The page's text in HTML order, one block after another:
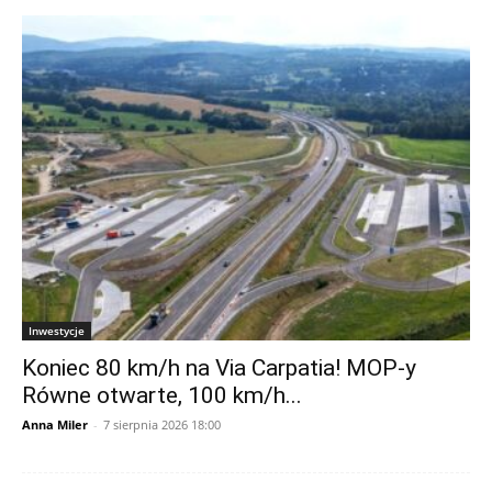
Inwestycje
Koniec 80 km/h na Via Carpatia! MOP-y
Równe otwarte, 100 km/h...
Anna Miler - 7 sierpnia 2026 18:00